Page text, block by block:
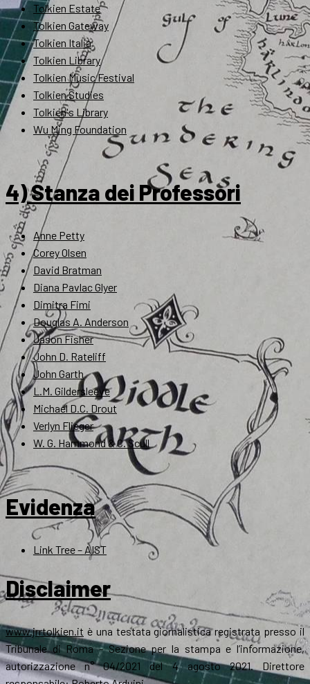
Tolkien Estate
Tolkien Gateway
Tolkien Italia
Tolkien Library
Tolkien Music Festival
Tolkien Studies
Tolkien's Library
Wu Ming Foundation
4) Stanza dei Professori
Anne Petty
Corey Olsen
David Bratman
Diana Pavlac Glyer
Dimitra Fimi
Douglas A. Anderson
Jason Fisher
John D. Rateliff
John Garth
L.M. Gildersleeve
Michael D.C. Drout
Verlyn Flieger
W. G. Hammond & C. Scull
Evidenza
Link Tree – AIST
Disclaimer
www.jrrtolkien.it è una testata giornalistica registrata presso il
Tribunale di Roma - Sezione per la stampa e l’informazione,
autorizzazione n° 04/2021 del 4 agosto 2021. Direttore